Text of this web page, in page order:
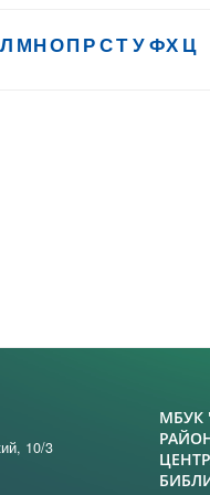
Л МНОП РСТ УФХ Ц
10/3
МБУК